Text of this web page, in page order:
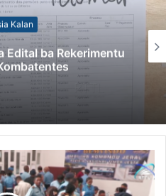
Kalan
Osan Millaun 42 Husi
Sei Halo Rekursu